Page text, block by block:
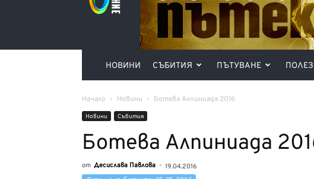
НОВИНИ СЪБИТИЯ ПЪТУВАНЕ
Начало Новини Ботева Алпиниада 2016
Новини Събития
Ботева Алпиниада
от Десислава Павлова - 19.04.2016